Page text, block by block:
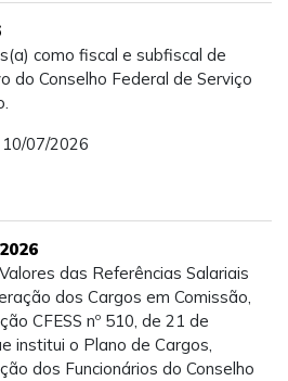
como fiscal e subfiscal de
do Conselho Federal de Serviço
10/07/2026
das Referências Salariais
dos Cargos em Comissão,
CFESS nº 510, de 21 de
institui o Plano de Cargos,
dos Funcionários do Conselho